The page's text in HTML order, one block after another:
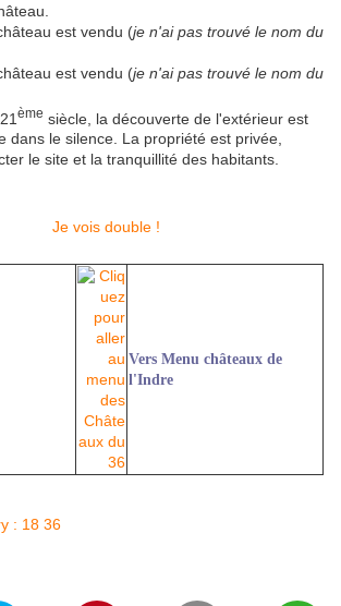
est vendu (je n'ai pas trouvé le nom du
est vendu (je n'ai pas trouvé le nom du
ème siècle, la découverte de l'extérieur est
dans le silence. La propriété est privée,
le site et la tranquillité des habitants.
Vers Menu châteaux de
l'Indre
: 18 36